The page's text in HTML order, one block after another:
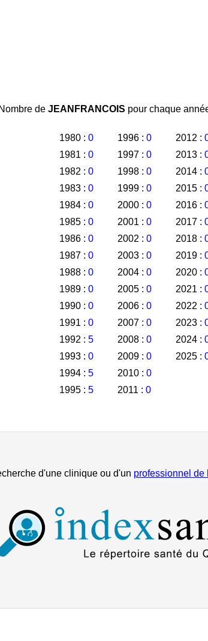
Nombre de JEANFRANCOIS pour chaque
1980 : 0
1981 : 0
1982 : 0
1983 : 0
1984 : 0
1985 : 0
1986 : 0
1987 : 0
1988 : 0
1989 : 0
1990 : 0
1991 : 0
1992 : 5
1993 : 0
1994 : 5
1995 : 5
1996 : 0
1997 : 0
1998 : 0
1999 : 0
2000 : 0
2001 : 0
2002 : 0
2003 : 0
2004 : 0
2005 : 0
2006 : 0
2007 : 0
2008 : 0
2009 : 0
2010 : 0
2011 : 0
2012 :
2013 :
2014 :
2015 :
2016 :
2017 :
2018 :
2019 :
2020 :
2021 :
2022 :
2023 :
2024 :
2025 :
d'une clinique ou d'un professionnel de